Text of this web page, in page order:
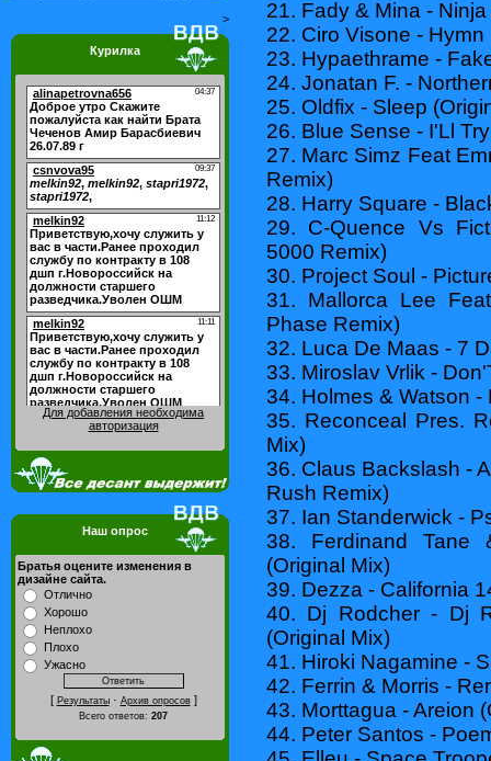
>
Курилка
Для добавления необходима
авторизация
Наш опрос
Братья оцените изменения в
дизайне сайта.
Отлично
Хорошо
Неплохо
Плохо
Ужасно
[ Результаты· Архив опросов]
Всего ответов: 207
21. Fady & Mina -
22. Ciro Visone - Hymn
23. Hypaethrame -
24. Jonatan F. -
25. Oldfix - Sleep
26. Blue Sense - I'Ll
27. Marc Simz Feat
Remix)
28. Harry Square -
29. C-Quence Vs
5000 Remix)
30. Project Soul -
31. Mallorca Lee
Phase Remix)
32. Luca De Maas - 7
33. Miroslav Vrlik -
34. Holmes & Watson -
35. Reconceal Pres.
Mix)
36. Claus Backslash -
Rush Remix)
37. Ian Standerwick -
38. Ferdinand Tane
(Original Mix)
39. Dezza - California
40. Dj Rodcher - Dj
(Original Mix)
41. Hiroki Nagamine -
42. Ferrin & Morris -
43. Morttagua - Areion
44. Peter Santos -